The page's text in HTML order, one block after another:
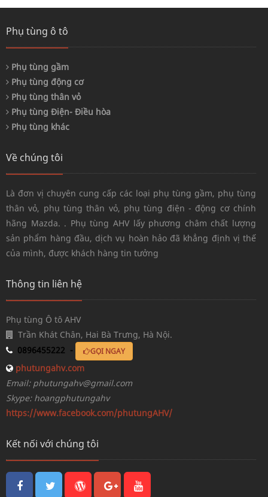
Phụ tùng ô tô
Phụ tùng gầm
Phụ tùng động cơ
Phụ tùng thân vỏ
Phụ tùng Điện- Điều hòa
Phụ tùng khác
Về chúng tôi
Là đơn vị chuyên cung cấp các loại phụ tùng gầm, phụ tùng
thân vỏ, phụ tùng thân vỏ, phụ tùng điện - động cơ chính
hãng Mazda. . Phụ tùng AHV lấy phương châm chất lượng
sản phẩm hàng đầu, dịch vụ hoàn hảo đã khẳng định vị thế
của mình, được khách hàng tin tưởng
Thông tin liên hệ
Phụ tùng Ô tô AHV
Trần Khát Chân, Hai Bà Trưng, Hà Nội.
0896455222 -
GỌI NGAY
phutungahv.com
Email: phutungahv@gmail.com
Skype: hoangphutungahv
https://www.facebook.com/phutungAHV/
Kết nối với chúng tôi